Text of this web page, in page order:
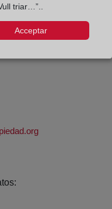
09:00 a 14:00 horas
triar…”..
Acceptar